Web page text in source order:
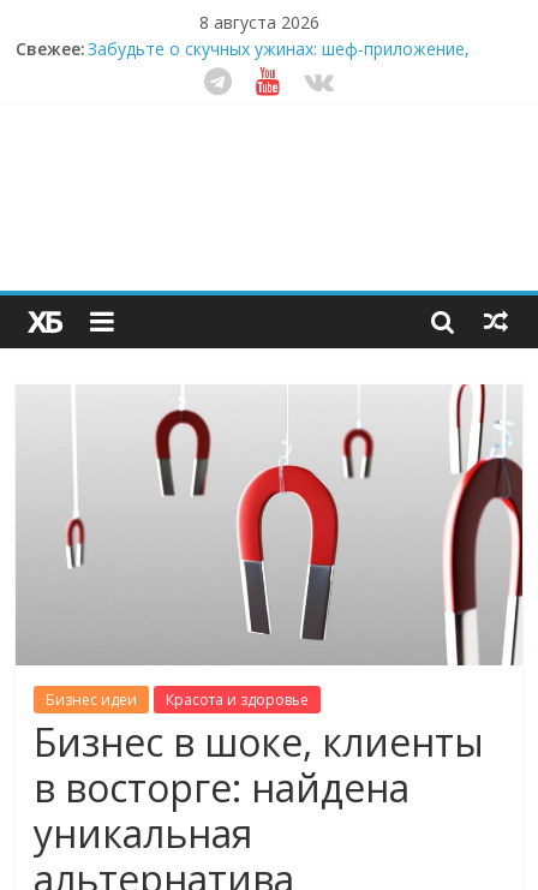
8 августа 2026
Свежее:Секрет супергидратации: почему кокосовая вода с
пребиотиками становится главным трендом
здорового питания
Как простая наклейка заставляет миллионы людей
не забывать о самом важном креме этим летом
Бизнес идеи Красота и здоровье
Бизнес в шоке, клиенты
в восторге: найдена
уникальная
альтернатива